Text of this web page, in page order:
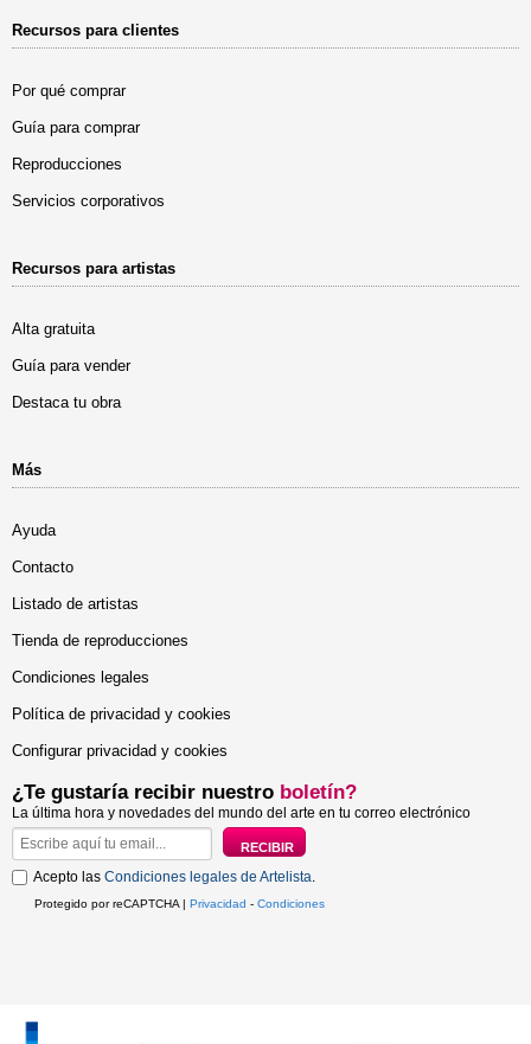
Recursos para clientes
Por qué comprar
Guía para comprar
Reproducciones
Servicios corporativos
Recursos para artistas
Alta gratuita
Guía para vender
Destaca tu obra
Más
Ayuda
Contacto
Listado de artistas
Tienda de reproducciones
Condiciones legales
Política de privacidad y cookies
Configurar privacidad y cookies
¿Te gustaría recibir nuestro boletín?
La última hora y novedades del mundo del arte en tu correo electrónico
Acepto las Condiciones legales de Artelista.
Protegido por reCAPTCHA | Privacidad - Condiciones